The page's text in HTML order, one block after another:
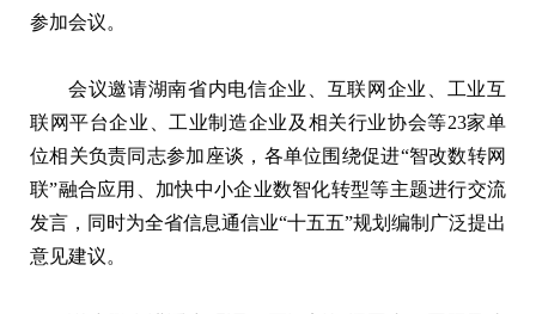
参加会议。
会议邀请湖南省内电信企业、互联网企业、工业互
联网平台企业、工业制造企业及相关行业协会等23家单
位相关负责同志参加座谈，各单位围绕促进“智改数转网
联”融合应用、加快中小企业数智化转型等主题进行交流
发言，同时为全省信息通信业“十五五”规划编制广泛提出
意见建议。